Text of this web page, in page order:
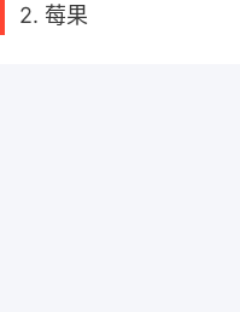
2. 莓果